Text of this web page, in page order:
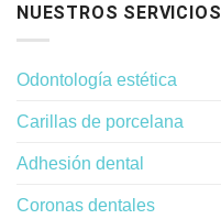
NUESTROS SERVICIOS
Odontología estética
Carillas de porcelana
Adhesión dental
Coronas dentales